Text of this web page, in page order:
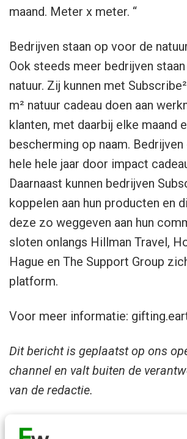
maand. Meter x meter. “
Bedrijven staan op voor de
Ook steeds meer bedrijven
natuur. Zij kunnen met
m² natuur cadeau doen aan
klanten, met daarbij elke maand
bescherming op naam.
hele hele jaar door impact
Daarnaast kunnen bedrijven
koppelen aan hun producten en
deze zo weggeven aan hun
sloten onlangs Hillman Travel,
Hague en The Support Group
platform.
Voor meer informatie:
Dit bericht is geplaatst op ons
channel en valt buiten de
van de redactie.